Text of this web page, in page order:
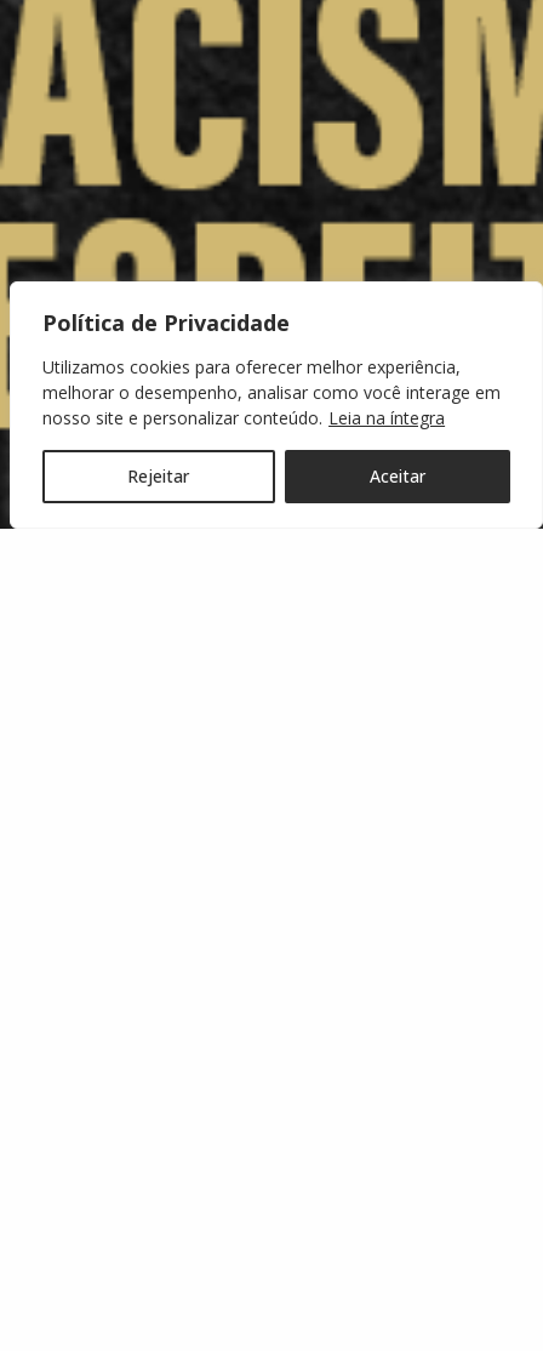
Política de Privacidade
Utilizamos cookies para oferecer melhor experiência,
melhorar o desempenho, analisar como você interage em
nosso site e personalizar conteúdo. Leia na íntegra
Rejeitar Aceitar